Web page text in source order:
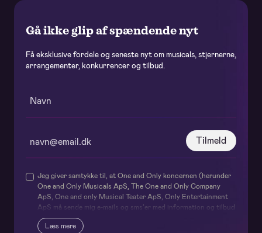
Gå ikke glip af spændende nyt
Få eksklusive fordele og seneste nyt om musicals, stjernerne,
arrangementer, konkurrencer og tilbud.
Tilmeld
Jeg giver samtykke til, at One and Only koncernen (herunder
One and Only Musicals ApS, The One and Only Company
ApS, One and only Musical Teater ApS, Only Entertainment
ApS må sende mig e-mails og sms’er med information og tilbud
om deres forestillinger og events samt relaterede services og
produkter – og internt udveksler mit navn og
Læs mere